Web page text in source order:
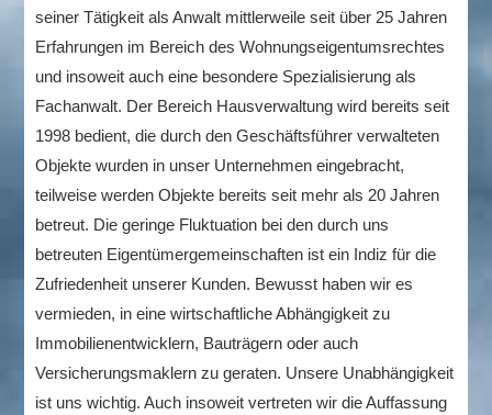
seiner Tätigkeit als Anwalt mittlerweile seit über 25 Jahren
Erfahrungen im Bereich des Wohnungseigentumsrechtes
und insoweit auch eine besondere Spezialisierung als
Fachanwalt. Der Bereich Hausverwaltung wird bereits seit
1998 bedient, die durch den Geschäftsführer verwalteten
Objekte wurden in unser Unternehmen eingebracht,
teilweise werden Objekte bereits seit mehr als 20 Jahren
betreut. Die geringe Fluktuation bei den durch uns
betreuten Eigentümergemeinschaften ist ein Indiz für die
Zufriedenheit unserer Kunden. Bewusst haben wir es
vermieden, in eine wirtschaftliche Abhängigkeit zu
Immobilienentwicklern, Bauträgern oder auch
Versicherungsmaklern zu geraten. Unsere Unabhängigkeit
ist uns wichtig. Auch insoweit vertreten wir die Auffassung